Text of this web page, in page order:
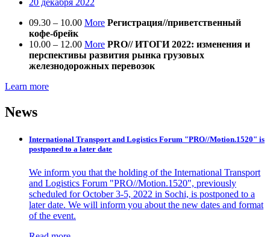
09.30 – 10.00 More Регистрация//приветственный
кофе-брейк
10.00 – 12.00 More PRO// ИТОГИ 2022: изменения и
перспективы развития рынка грузовых
железнодорожных перевозок
Learn more
News
International Transport and Logistics Forum "PRO//Motion.1520" is
postponed to a later date
We inform you that the holding of the International Transport
and Logistics Forum "PRO//Motion.1520", previously
scheduled for October 3-5, 2022 in Sochi, is postponed to a
later date. We will inform you about the new dates and format
of the event.